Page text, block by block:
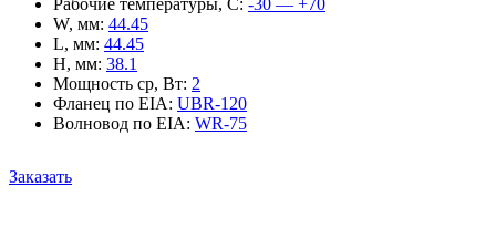
Рабочие температуры, С: -30 — +70
W, мм: 44.45
L, мм: 44.45
H, мм: 38.1
Мощность ср, Вт: 2
Фланец по EIA: UBR-120
Волновод по EIA: WR-75
Заказать